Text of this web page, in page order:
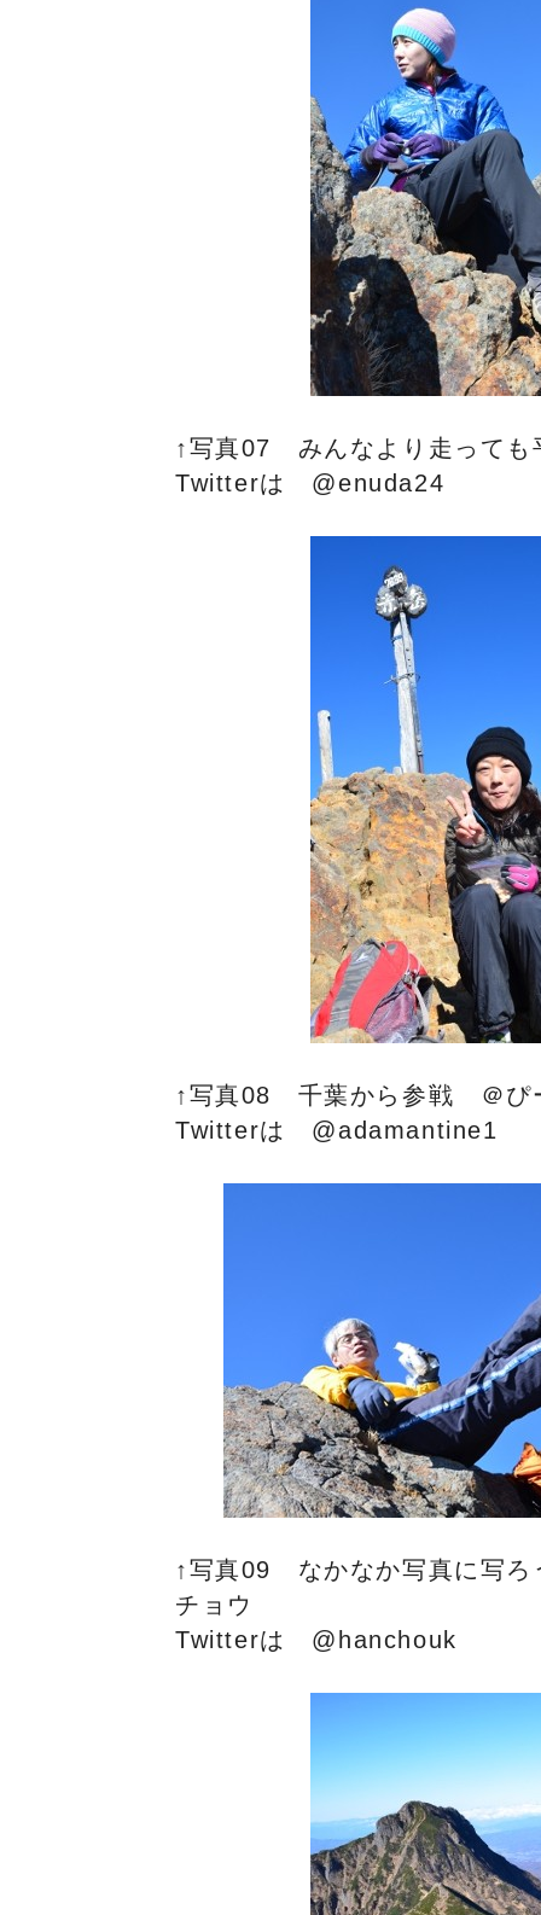
↑写真07 みんなより走って
Twitterは @enuda24
↑写真08 千葉から参戦 ＠ぴ
Twitterは @adamantine1
↑写真09 なかなか写真に写
チョウ
Twitterは @hanchouk